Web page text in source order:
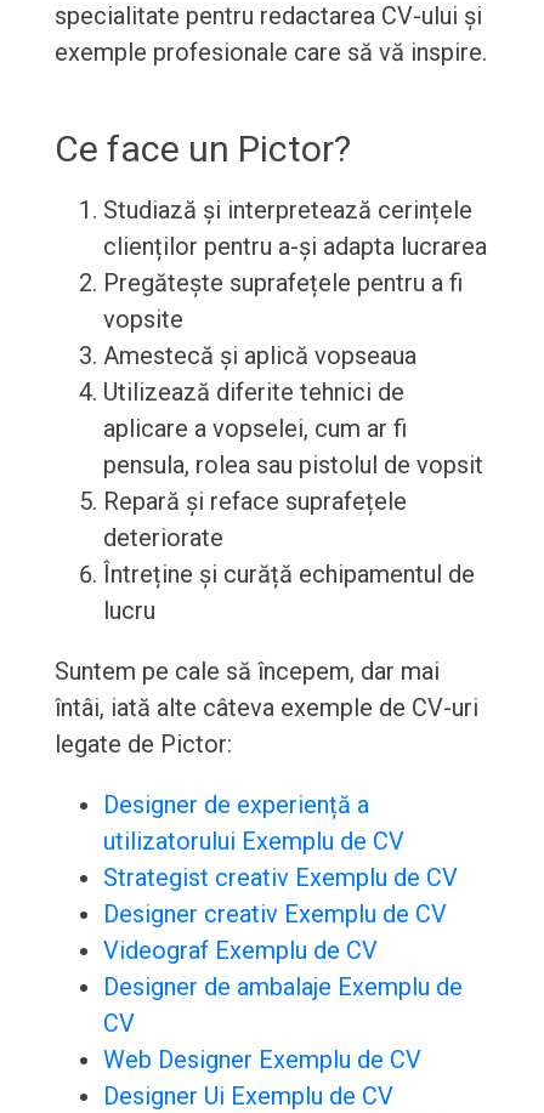
specialitate pentru redactarea CV-ului și
exemple profesionale care să vă inspire.
Ce face un Pictor?
Studiază și interpretează cerințele
clienților pentru a-și adapta lucrarea
Pregătește suprafețele pentru a fi
vopsite
Amestecă și aplică vopseaua
Utilizează diferite tehnici de
aplicare a vopselei, cum ar fi
pensula, rolea sau pistolul de vopsit
Repară și reface suprafețele
deteriorate
Întreține și curăță echipamentul de
lucru
Suntem pe cale să începem, dar mai
întâi, iată alte câteva exemple de CV-uri
legate de Pictor:
Designer de experiență a
utilizatorului Exemplu de CV
Strategist creativ Exemplu de CV
Designer creativ Exemplu de CV
Videograf Exemplu de CV
Designer de ambalaje Exemplu de
CV
Web Designer Exemplu de CV
Designer Ui Exemplu de CV